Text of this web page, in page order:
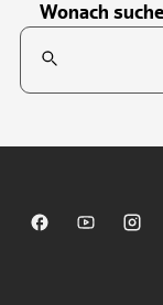
Wonach
Suchfeld
Sparkasse auf
Sparkasse